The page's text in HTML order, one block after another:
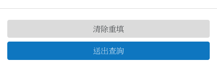
送出查詢
清除重填